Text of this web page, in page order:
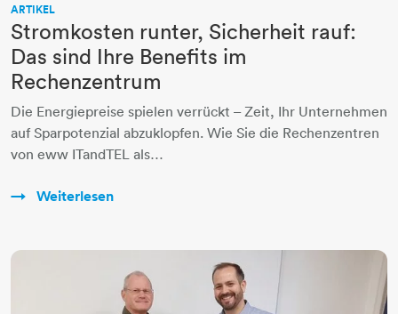
ARTIKEL
Stromkosten runter, Sicherheit rauf:
Das sind Ihre Benefits im
Rechenzentrum
Die Energiepreise spielen verrückt – Zeit, Ihr Unternehmen
auf Sparpotenzial abzuklopfen. Wie Sie die Rechenzentren
von eww ITandTEL als…
Weiterlesen